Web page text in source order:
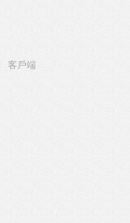
客戶端